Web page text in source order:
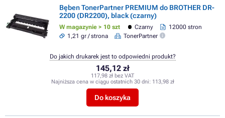
Bęben TonerPartner PREMIUM do BROTHER DR-
2200 (DR2200), black (czarny)
W magazynie > 10 szt Czarny
12000 stron
1,21 gr / strona
TonerPartner
145,12 zł
117,98 zł bez VAT
Najniższa cena w ciągu ostatnich 30 dni: 113,98 zł
Do koszyka
Do jakich drukarek jest to odpowiedni produkt?